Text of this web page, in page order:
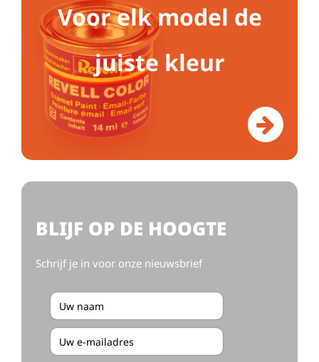
Voor elk model de
juiste kleur
BLIJF OP DE HOOGTE
Schrijf je in voor onze nieuwsbrief